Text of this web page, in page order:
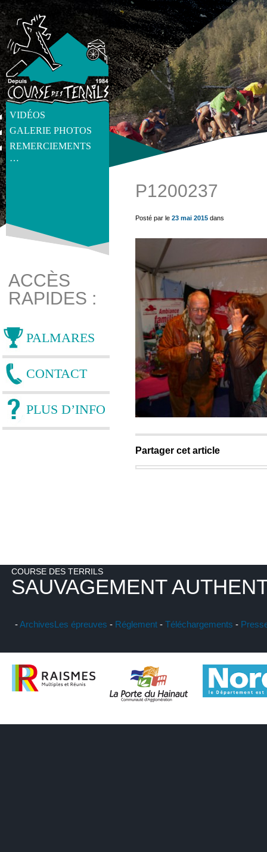
VIDÉOS
GALERIE PHOTOS
REMERCIEMENTS
…
get_post_meta(get_the_ID(), 'thumb', true) ?>
ACCÈS
RAPIDES :
PALMARES
CONTACT
PLUS D’INFO
P1200237
Posté par le 23 mai 2015 dans
Partager cet article
COURSE DES TERRILS
SAUVAGEMENT
-ArchivesLes épreuves - Réglement - Téléchargements -